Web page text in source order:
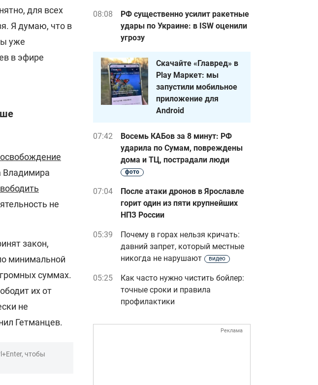
для всех
Я думаю, что в
уже
в эфире
Владимира
не
закон,
минимальной
суммах.
их от
не
Гетманцев.
чтобы
08:08
РФ существенно усилит ракетные
удары по Украине: в ISW оценили
угрозу
Скачайте «Главред» в
Play Маркет: мы
запустили мобильное
приложение для
Android
07:42
Восемь КАБов за 8 минут: РФ
ударила по Сумам, повреждены
дома и ТЦ, пострадали люди
фото
07:04
После атаки дронов в Ярославле
горит один из пяти крупнейших
НПЗ России
05:39
Почему в горах нельзя кричать:
давний запрет, который местные
никогда не нарушают
видео
05:25
Как часто нужно чистить бойлер:
точные сроки и правила
профилактики
Реклама